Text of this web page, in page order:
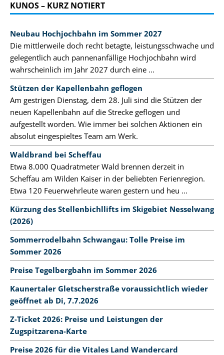
KUNOS – KURZ NOTIERT
Neubau Hochjochbahn im Sommer 2027
Die mittlerweile doch recht betagte, leistungsschwache und
gelegentlich auch pannenanfällige Hochjochbahn wird
wahrscheinlich im Jahr 2027 durch eine ...
Stützen der Kapellenbahn geflogen
Am gestrigen Dienstag, dem 28. Juli sind die Stützen der
neuen Kapellenbahn auf die Strecke geflogen und
aufgestellt worden. Wie immer bei solchen Aktionen ein
absolut eingespieltes Team am Werk.
Waldbrand bei Scheffau
Etwa 8.000 Quadratmeter Wald brennen derzeit in
Scheffau am Wilden Kaiser in der beliebten Ferienregion.
Etwa 120 Feuerwehrleute waren gestern und heu ...
Kürzung des Stellenbichllifts im Skigebiet Nesselwang
(2026)
Sommerrodelbahn Schwangau: Tolle Preise im
Sommer 2026
Preise Tegelbergbahn im Sommer 2026
Kaunertaler Gletscherstraße voraussichtlich wieder
geöffnet ab Di, 7.7.2026
Z-Ticket 2026: Preise und Leistungen der
Zugspitzarena-Karte
Preise 2026 für die Vitales Land Wandercard